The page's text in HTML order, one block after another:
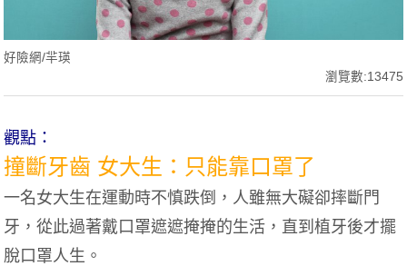
好險網/羋瑛
瀏覽數:13475
觀點：
撞斷牙齒 女大生：只能靠口罩了
一名女大生在運動時不慎跌倒，人雖無大礙卻摔斷門
牙，從此過著戴口罩遮遮掩掩的生活，直到植牙後才擺
脫口罩人生。